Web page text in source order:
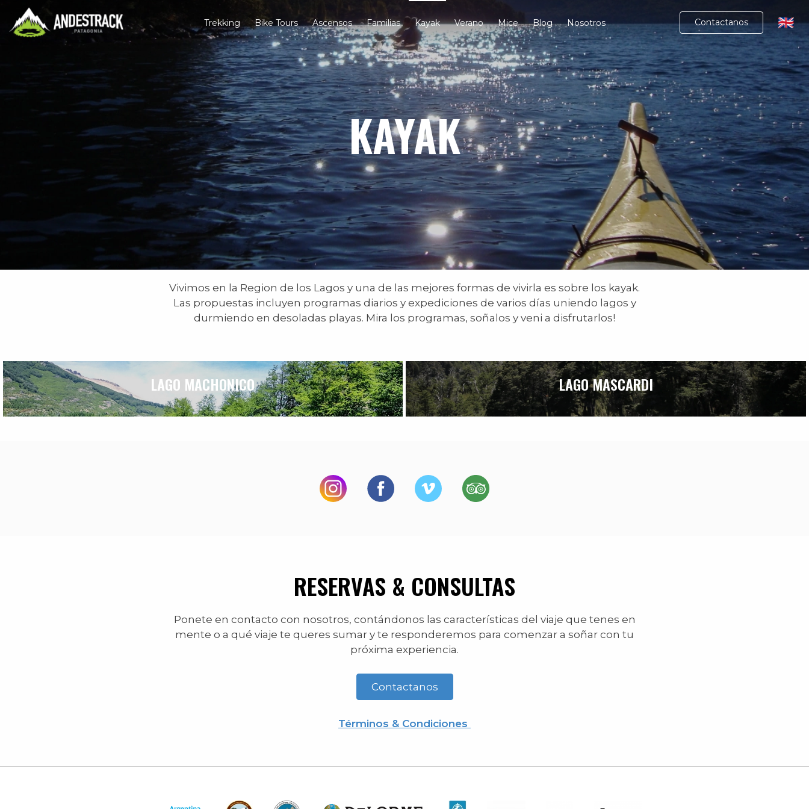
Trekking Bike Tours Ascensos Familias Kayak Verano Mice Blog Nosotros Contactanos 🇬🇧
KAYAK
Vivimos en la Region de los Lagos y una de las mejores formas de vivirla es sobre los kayak.
Las propuestas incluyen programas diarios y expediciones de varios días uniendo lagos y
durmiendo en desoladas playas. Mira los programas, soñalos y veni a disfrutarlos!
LAGO MACHONICO LAGO MASCARDI
RESERVAS & CONSULTAS
Ponete en contacto con nosotros, contándonos las características del viaje que tenes en
mente o a qué viaje te queres sumar y te responderemos para comenzar a soñar con tu
próxima experiencia.
Contactanos
Términos & Condiciones